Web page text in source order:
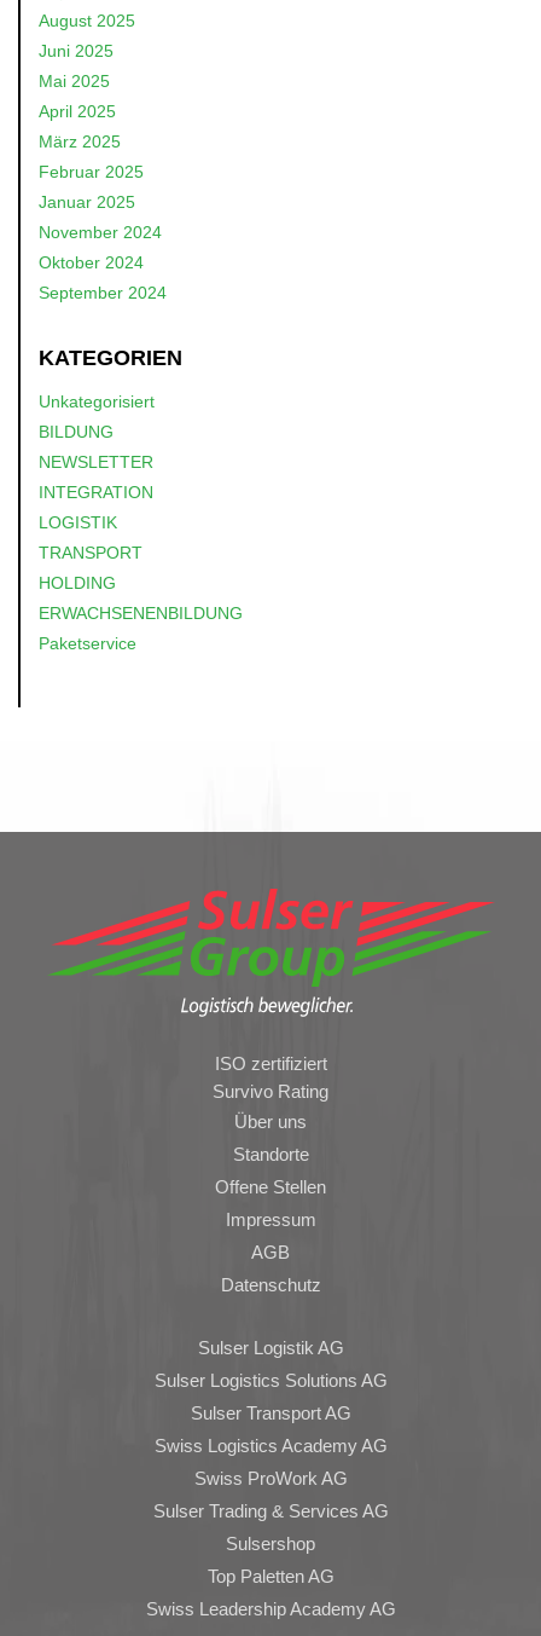
August 2025
Juni 2025
Mai 2025
April 2025
März 2025
Februar 2025
Januar 2025
November 2024
Oktober 2024
September 2024
KATEGORIEN
Unkategorisiert
BILDUNG
NEWSLETTER
INTEGRATION
LOGISTIK
TRANSPORT
HOLDING
ERWACHSENENBILDUNG
Paketservice
ISO zertifiziert
Survivo Rating
Über uns
Standorte
Offene Stellen
Impressum
AGB
Datenschutz
Sulser Logistik AG
Sulser Logistics Solutions AG
Sulser Transport AG
Swiss Logistics Academy AG
Swiss ProWork AG
Sulser Trading & Services AG
Sulsershop
Top Paletten AG
Swiss Leadership Academy AG